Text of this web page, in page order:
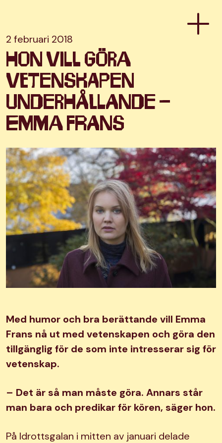
2 februari 2018
Hon vill göra
vetenskapen
underhållande –
Emma Frans
Med humor och bra berättande vill Emma
Frans nå ut med vetenskapen och göra den
tillgänglig för de som inte intresserar sig för
vetenskap.
– Det är så man måste göra. Annars står
man bara och predikar för kören, säger hon.
På Idrottsgalan i mitten av januari delade